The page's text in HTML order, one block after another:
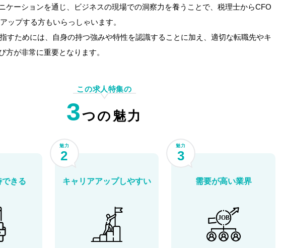
ケーションを通じ、ビジネスの現場での洞察力を養うことで、税理士からCFO
ップする方もいらっしゃいます。
すためには、自身の持つ強みや特性を認識することに加え、適切な転職先やキ
方が非常に重要となります。
この求人特集の
3つの魅力
きる
魅力
2
キャリアアップしやすい
魅力
3
需要が高い業界